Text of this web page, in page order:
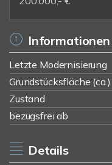
Informationen
Letzte Modernisierung
Grundstücksfläche (ca.)
Zustand
bezugsfrei ab
Details